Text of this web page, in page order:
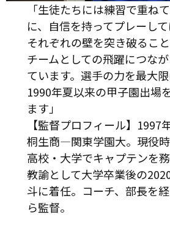
「生徒たちには練習で重ね
に、自信を持ってプレーし
それぞれの壁を突き破ること
チームとしての飛躍につな
ています。選手の力を最大
1990年夏以来の甲子園出場
ます」
【監督プロフィール】1997
桐生商―関東学園大。現役時
高校・大学でキャプテンを
教諭として大学卒業後の
斗に着任。コーチ、部長を
ら監督。